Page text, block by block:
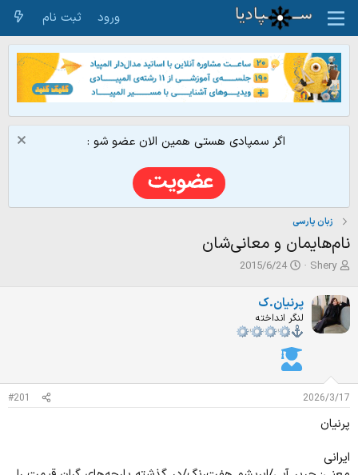
ورود ثبت نام
اگر سمپادی هستی همین الان عضو شو :
زبان پارسی
نام‌هایمان و معانی‌شان
ش
و
ع
ک
ن
ه
م
و
ض
ع
Shery
ت
ر
ی
خ
ش
ر
و
ع
2015/6/24
پرنیان.ک
لنگر انداخته
2026/3/17
#201
پرنیان
ایرانی